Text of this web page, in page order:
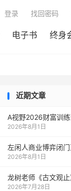
电子书 终身
登录 找回密码
近期文章
A视野2026财富训
2026年8月1日
左闲人商业博弈闭
2026年8月1日
龙树老师《古文观
2026年7月28日